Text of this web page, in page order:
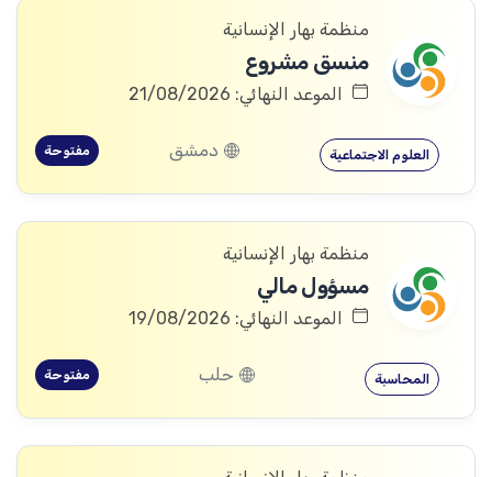
منظمة بهار الإنسانية
منسق مشروع
الموعد النهائي: 21/08/2026
العلوم الاجتماعية دمشق مفتوحة
منظمة بهار الإنسانية
مسؤول مالي
الموعد النهائي: 19/08/2026
المحاسبة حلب مفتوحة